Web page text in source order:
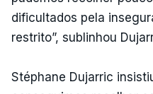
dificultados pela
restrito”, sublinhou
Stéphane Dujarric